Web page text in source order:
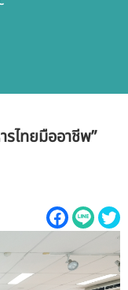
ไทยมืออาชีพ”